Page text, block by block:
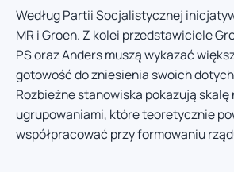
Według Partii Socjalistycznej
MR i Groen. Z kolei przedstawiciele
PS oraz Anders muszą wykazać
gotowość do zniesienia swoich
Rozbieżne stanowiska pokazują skalę
ugrupowaniami, które teoretycznie
współpracować przy formowaniu